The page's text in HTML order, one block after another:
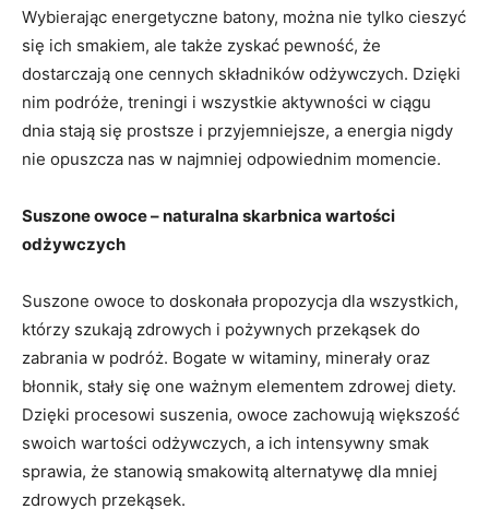
Wybierając ‌energetyczne batony, ⁤można nie tylko cieszyć
⁤się ich ‌smakiem, ale także zyskać pewność,⁣ że
dostarczają one cennych składników odżywczych. Dzięki
nim podróże, treningi i wszystkie aktywności w ciągu
dnia stają się prostsze⁢ i przyjemniejsze, a energia nigdy
nie⁢ opuszcza nas ‌w najmniej odpowiednim momencie.
Suszone owoce – ⁣naturalna ⁤skarbnica wartości
odżywczych
Suszone owoce ‍to doskonała propozycja dla wszystkich,
którzy szukają⁤ zdrowych i pożywnych przekąsek do
zabrania ⁢w⁤ podróż. Bogate w witaminy, minerały oraz
błonnik, stały się one ważnym ⁣elementem zdrowej diety.
Dzięki procesowi suszenia, owoce zachowują większość
swoich wartości odżywczych, a ich intensywny ‌smak
sprawia, że ‌stanowią smakowitą alternatywę dla mniej
zdrowych przekąsek.